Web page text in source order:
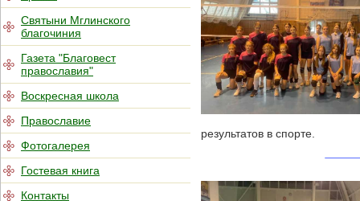
Святыни Мглинского
благочиния
Газета "Благовест
православия"
Воскресная школа
Православие
Фотогалерея
Гостевая книга
Контакты
результатов в спорте.